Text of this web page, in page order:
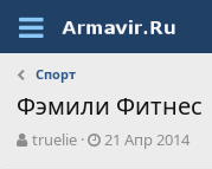
Спорт
Фэмили Фитнес
А
truelie
Д
21 Апр 2014